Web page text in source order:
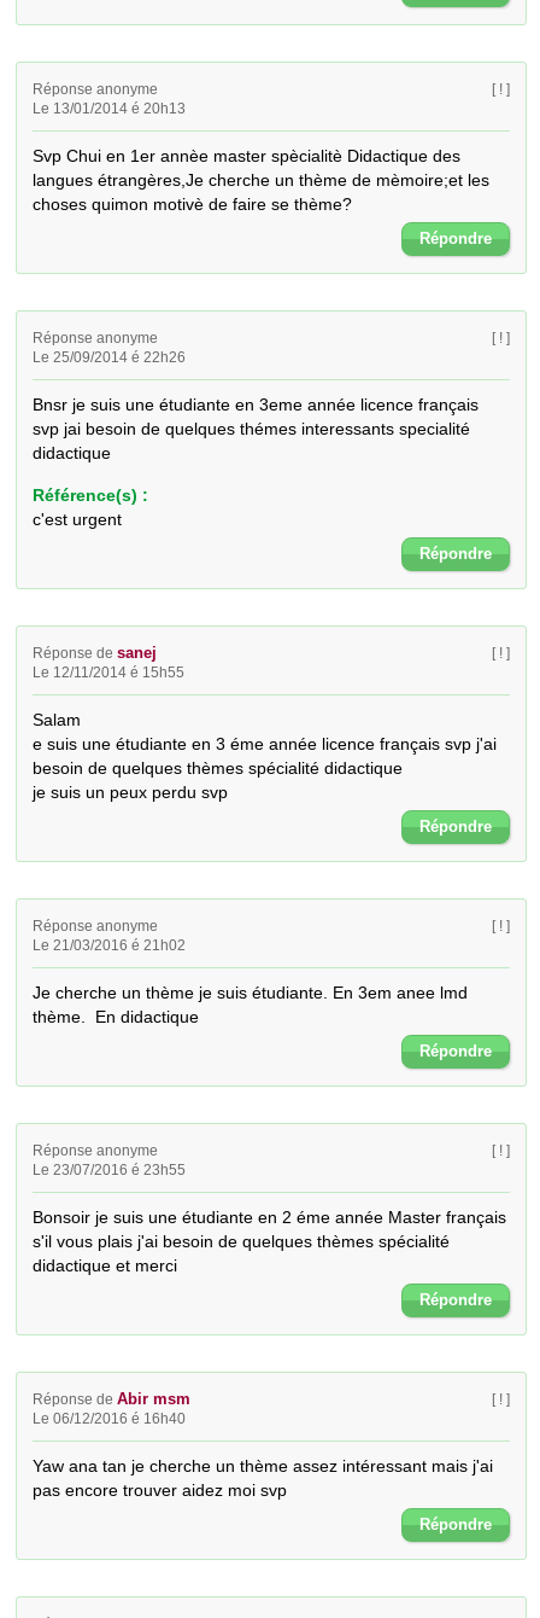
Réponse anonyme
Le 13/01/2014 é 20h13
[ ! ]
Svp Chui en 1er annèe master spècialitè Didactique des
langues étrangères,Je cherche un thème de mèmoire;et les
choses quimon motivè de faire se thème?
Répondre
Réponse anonyme
Le 25/09/2014 é 22h26
[ ! ]
Bnsr je suis une étudiante en 3eme année licence français
svp jai besoin de quelques thémes interessants specialité
didactique
Référence(s) :
c'est urgent
Répondre
Réponse desanej
Le 12/11/2014 é 15h55
[ ! ]
Salam
e suis une étudiante en 3 éme année licence français svp j'ai
besoin de quelques thèmes spécialité didactique
je suis un peux perdu svp
Répondre
Réponse anonyme
Le 21/03/2016 é 21h02
[ ! ]
Je cherche un thème je suis étudiante. En 3em anee lmd
thème.  En didactique
Répondre
Réponse anonyme
Le 23/07/2016 é 23h55
[ ! ]
Bonsoir je suis une étudiante en 2 éme année Master français
s'il vous plais j'ai besoin de quelques thèmes spécialité
didactique et merci
Répondre
Réponse deAbir msm
Le 06/12/2016 é 16h40
[ ! ]
Yaw ana tan je cherche un thème assez intéressant mais j'ai
pas encore trouver aidez moi svp
Répondre